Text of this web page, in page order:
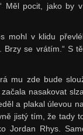
Měl pocit, jako by
mohl v klidu
Brzy se vrátím.“ S
mu zde bude
nasakovat
a plakal úlevou
jistý tím, že tady
Jordan Rhys.